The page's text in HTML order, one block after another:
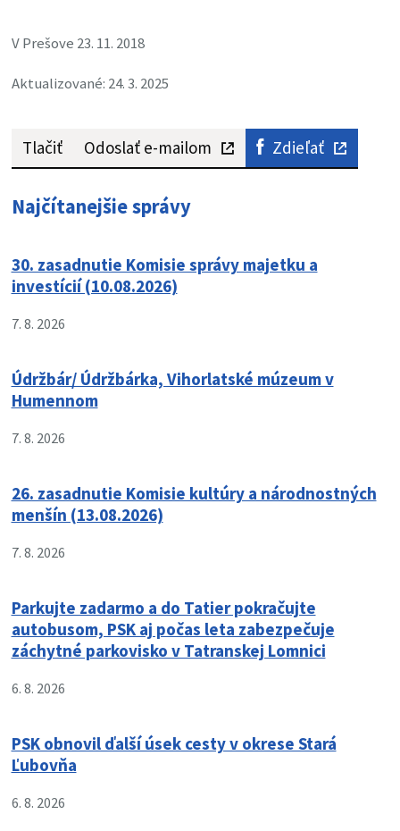
V Prešove 23. 11. 2018
Aktualizované: 24. 3. 2025
Tlačiť Odoslať e-mailom Zdieľať
Najčítanejšie správy
30. zasadnutie Komisie správy majetku a
investícií (10.08.2026)
7. 8. 2026
Údržbár/ Údržbárka, Vihorlatské múzeum v
Humennom
7. 8. 2026
26. zasadnutie Komisie kultúry a národnostných
menšín (13.08.2026)
7. 8. 2026
Parkujte zadarmo a do Tatier pokračujte
autobusom, PSK aj počas leta zabezpečuje
záchytné parkovisko v Tatranskej Lomnici
6. 8. 2026
PSK obnovil ďalší úsek cesty v okrese Stará
Ľubovňa
6. 8. 2026